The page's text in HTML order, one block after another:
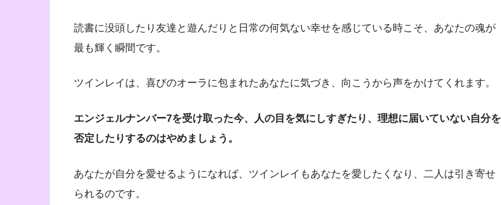
読書に没頭したり友達と遊んだりと日常の何気ない幸せを感じている時こそ、あなたの魂が
最も輝く瞬間です。
ツインレイは、喜びのオーラに包まれたあなたに気づき、向こうから声をかけてくれます。
エンジェルナンバー7を受け取った今、人の目を気にしすぎたり、理想に届いていない自分を
否定したりするのはやめましょう。
あなたが自分を愛せるようになれば、ツインレイもあなたを愛したくなり、二人は引き寄せ
られるのです。